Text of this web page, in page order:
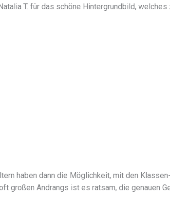
T. für das schöne Hintergrundbild, welches
haben dann die Möglichkeit, mit den
großen Andrangs ist es ratsam, die genauen